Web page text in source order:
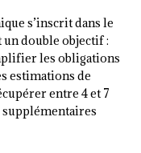
s’inscrit dans le
double objectif :
les obligations
estimations de
entre 4 et 7